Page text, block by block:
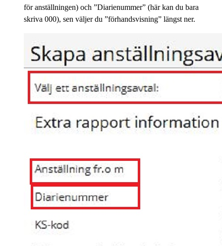
för anställningen) och ”Diarienummer” (här kan du bara
skriva 000), sen väljer du ”förhandsvisning” längst ner.